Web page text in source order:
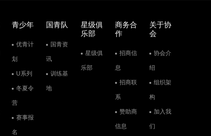
青少年
优青计
划
U系列
冬夏令
营
赛事报
名
国青队
国青资
讯
训练基
地
星级俱
乐部
星级俱
乐部
商务合
作
招商信
息
招商联
系
赞助商
信息
关于协
会
协会介
绍
组织架
构
加入我
们